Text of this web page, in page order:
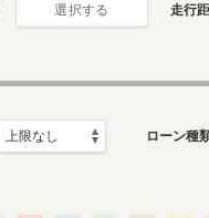
選択する 走行
ローン種